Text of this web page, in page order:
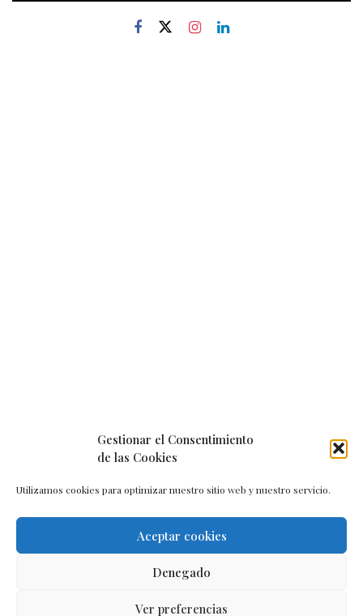
Gestionar el Consentimiento
de las Cookies
Utilizamos cookies para optimizar nuestro sitio web y nuestro servicio.
Aceptar cookies
Denegado
Ver preferencias